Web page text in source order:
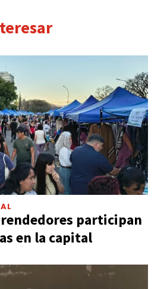
participan
en la capital